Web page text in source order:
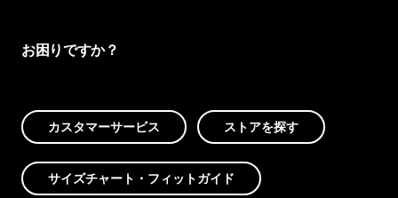
お困りですか？
カスタマーサービス ストアを探す
サイズチャート・フィットガイド